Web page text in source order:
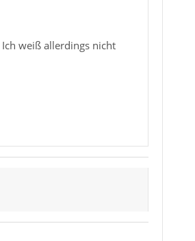
weiß allerdings nicht